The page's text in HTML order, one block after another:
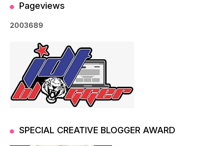
Pageviews
2003689
SPECIAL CREATIVE BLOGGER AWARD